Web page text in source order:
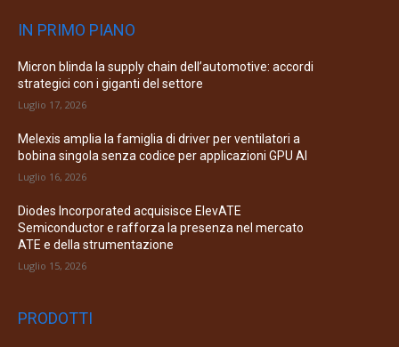
IN PRIMO PIANO
Micron blinda la supply chain dell’automotive: accordi
strategici con i giganti del settore
Luglio 17, 2026
Melexis amplia la famiglia di driver per ventilatori a
bobina singola senza codice per applicazioni GPU AI
Luglio 16, 2026
Diodes Incorporated acquisisce ElevATE
Semiconductor e rafforza la presenza nel mercato
ATE e della strumentazione
Luglio 15, 2026
PRODOTTI